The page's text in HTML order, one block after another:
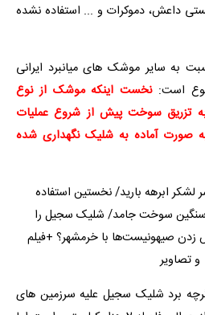
داعش، دموکرات و ... استفاده نشده
مهم موشک سجیل2 نسبت به سایر موشک های میانبرد ایرانی
است:نخست اینکه موشک از نوع
تزریق سوخت پیش از شروع عملیات
صورت آماده به شلیک نگهداری شده
برد شلیک سجیل علیه سرزمین های